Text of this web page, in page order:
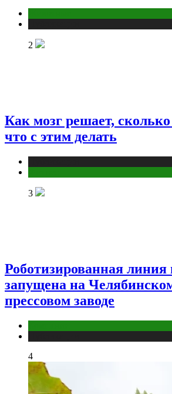
2
Как мозг решает,
что с этим делать
3
Роботизированная линия
запущена на
прессовом заводе
4